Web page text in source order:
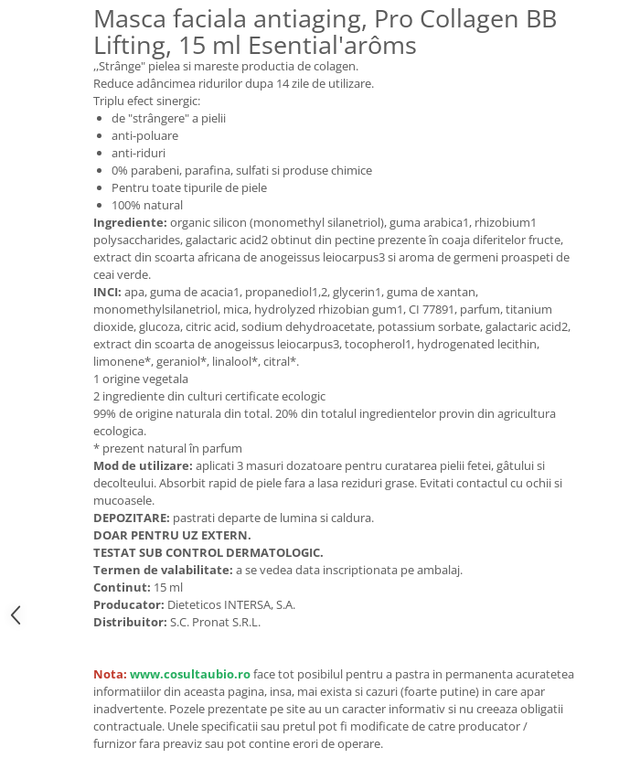
Produse din carne
Sosuri, Ketchup bio
Pudre si prafuri
Conserve, Pateuri, creme
Leguminoase si seminte
Fermenti si gelifianti
Produse din soia
Sare si inlocuitori
Produse care inlocuiesc carnea
Unt, alternativa unt
Dulceturi, gemuri, compoturi
Bomboane, Caramele si Jeleuri
Biscuiti si napolitane
Zahar si indulcitori
Batoane
Seminte, fructe uscate, samburi
Mixuri, condimente si mirodenii
Masca faciala antiaging, Pro Collagen BB
Lifting, 15 ml Esential'arôms
,,Strânge" pielea si mareste productia de colagen.
Reduce adâncimea ridurilor dupa 14 zile de utilizare.
Triplu efect sinergic:
de "strângere" a pielii
anti-poluare
anti-riduri
0% parabeni, parafina, sulfati si produse chimice
Pentru toate tipurile de piele
100% natural
Ingrediente: organic silicon (monomethyl silanetriol), guma arabica1, rhizobium1
polysaccharides, galactaric acid2 obtinut din pectine prezente în coaja diferitelor fructe,
extract din scoarta africana de anogeissus leiocarpus3 si aroma de germeni proaspeti de
ceai verde.
INCI: apa, guma de acacia1, propanediol1,2, glycerin1, guma de xantan,
monomethylsilanetriol, mica, hydrolyzed rhizobian gum1, CI 77891, parfum, titanium
dioxide, glucoza, citric acid, sodium dehydroacetate, potassium sorbate, galactaric acid2,
extract din scoarta de anogeissus leiocarpus3, tocopherol1, hydrogenated lecithin,
limonene*, geraniol*, linalool*, citral*.
1 origine vegetala
2 ingrediente din culturi certificate ecologic
99% de origine naturala din total. 20% din totalul ingredientelor provin din agricultura
ecologica.
* prezent natural în parfum
Mod de utilizare: aplicati 3 masuri dozatoare pentru curatarea pielii fetei, gâtului si
decolteului. Absorbit rapid de piele fara a lasa reziduri grase. Evitati contactul cu ochii si
mucoasele.
DEPOZITARE: pastrati departe de lumina si caldura.
DOAR PENTRU UZ EXTERN.
TESTAT SUB CONTROL DERMATOLOGIC.
Termen de valabilitate: a se vedea data inscriptionata pe ambalaj.
Continut: 15 ml
Producator: Dieteticos INTERSA, S.A.
Distribuitor: S.C. Pronat S.R.L.
Nota: www.cosultaubio.roface tot posibilul pentru a pastra in permanenta acuratetea
informatiilor din aceasta pagina, insa, mai exista si cazuri (foarte putine) in care apar
inadvertente. Pozele prezentate pe site au un caracter informativ si nu creeaza obligatii
contractuale. Unele specificatii sau pretul pot fi modificate de catre producator /
furnizor fara preaviz sau pot contine erori de operare.